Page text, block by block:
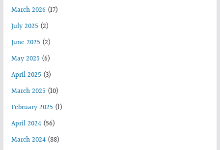
March 2026(17)
July 2025 (2)
June 2025 (2)
May 2025 (6)
April 2025 (3)
March 2025 (10)
February 2025 (1)
April 2024(56)
March 2024(88)